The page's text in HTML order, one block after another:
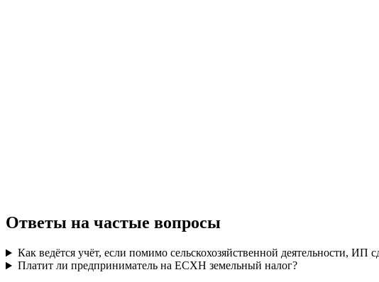
Ответы на частые вопросы
Как ведётся учёт, если помимо сельскохозяйственной деятельности, ИП
Платит ли предприниматель на ЕСХН земельный налог?